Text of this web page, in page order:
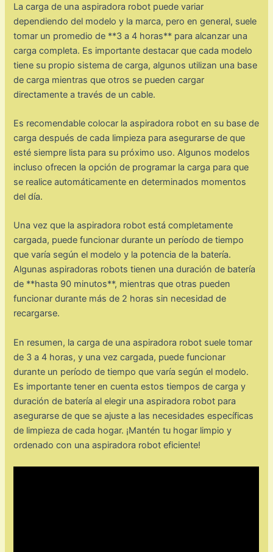
La carga de una aspiradora robot puede variar
dependiendo del modelo y la marca, pero en general, suele
tomar un promedio de **3 a 4 horas** para alcanzar una
carga completa. Es importante destacar que cada modelo
tiene su propio sistema de carga, algunos utilizan una base
de carga mientras que otros se pueden cargar
directamente a través de un cable.
Es recomendable colocar la aspiradora robot en su base de
carga después de cada limpieza para asegurarse de que
esté siempre lista para su próximo uso. Algunos modelos
incluso ofrecen la opción de programar la carga para que
se realice automáticamente en determinados momentos
del día.
Una vez que la aspiradora robot está completamente
cargada, puede funcionar durante un período de tiempo
que varía según el modelo y la potencia de la batería.
Algunas aspiradoras robots tienen una duración de batería
de **hasta 90 minutos**, mientras que otras pueden
funcionar durante más de 2 horas sin necesidad de
recargarse.
En resumen, la carga de una aspiradora robot suele tomar
de 3 a 4 horas, y una vez cargada, puede funcionar
durante un período de tiempo que varía según el modelo.
Es importante tener en cuenta estos tiempos de carga y
duración de batería al elegir una aspiradora robot para
asegurarse de que se ajuste a las necesidades específicas
de limpieza de cada hogar. ¡Mantén tu hogar limpio y
ordenado con una aspiradora robot eficiente!